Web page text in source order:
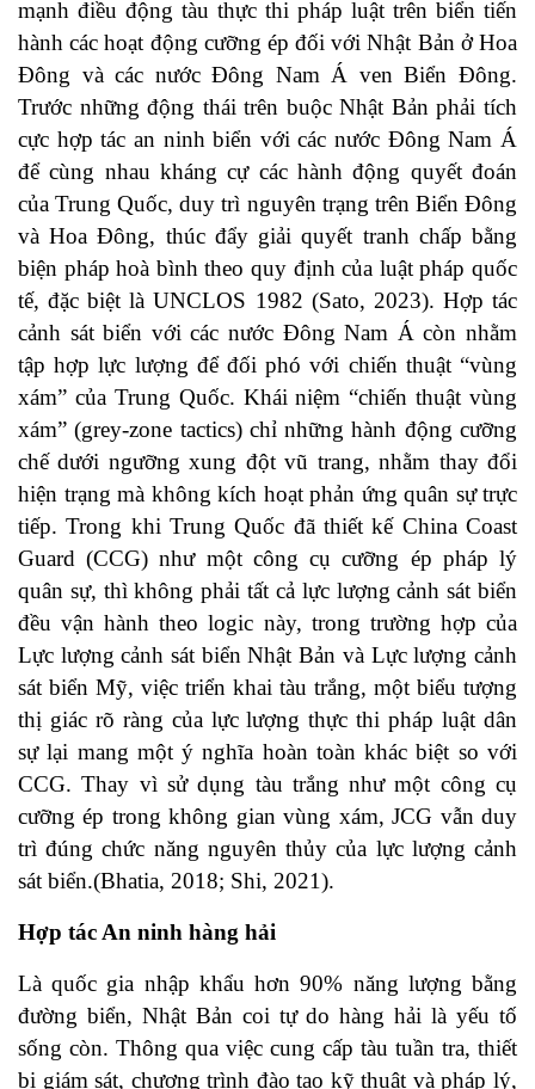
mạnh điều động tàu thực thi pháp luật trên biển tiến
hành các hoạt động cưỡng ép đối với Nhật Bản ở Hoa
Đông và các nước Đông Nam Á ven Biển Đông.
Trước những động thái trên buộc Nhật Bản phải tích
cực hợp tác an ninh biển với các nước Đông Nam Á
để cùng nhau kháng cự các hành động quyết đoán
của Trung Quốc, duy trì nguyên trạng trên Biển Đông
và Hoa Đông, thúc đẩy giải quyết tranh chấp bằng
biện pháp hoà bình theo quy định của luật pháp quốc
tế, đặc biệt là UNCLOS 1982 (Sato, 2023). Hợp tác
cảnh sát biển với các nước Đông Nam Á còn nhằm
tập hợp lực lượng để đối phó với chiến thuật “vùng
xám” của Trung Quốc. Khái niệm “chiến thuật vùng
xám” (grey‑zone tactics) chỉ những hành động cưỡng
chế dưới ngưỡng xung đột vũ trang, nhằm thay đổi
hiện trạng mà không kích hoạt phản ứng quân sự trực
tiếp. Trong khi Trung Quốc đã thiết kế China Coast
Guard (CCG) như một công cụ cưỡng ép pháp lý
quân sự, thì không phải tất cả lực lượng cảnh sát biển
đều vận hành theo logic này, trong trường hợp của
Lực lượng cảnh sát biển Nhật Bản và Lực lượng cảnh
sát biển Mỹ, việc triển khai tàu trắng, một biểu tượng
thị giác rõ ràng của lực lượng thực thi pháp luật dân
sự lại mang một ý nghĩa hoàn toàn khác biệt so với
CCG. Thay vì sử dụng tàu trắng như một công cụ
cưỡng ép trong không gian vùng xám, JCG vẫn duy
trì đúng chức năng nguyên thủy của lực lượng cảnh
sát biển.(Bhatia, 2018; Shi, 2021).
Hợp tác An ninh hàng hải
Là quốc gia nhập khẩu hơn 90% năng lượng bằng
đường biển, Nhật Bản coi tự do hàng hải là yếu tố
sống còn. Thông qua việc cung cấp tàu tuần tra, thiết
bị giám sát, chương trình đào tạo kỹ thuật và pháp lý,